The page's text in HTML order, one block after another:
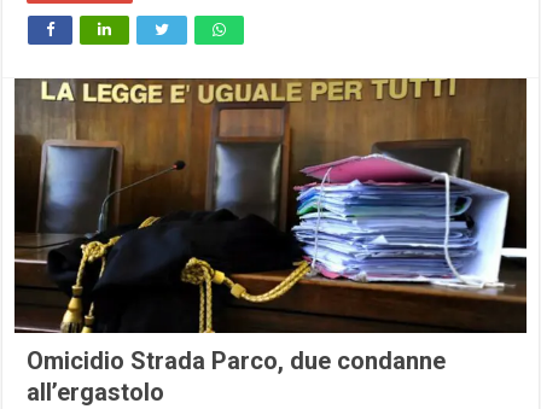
Omicidio Strada Parco, due condanne
all’ergastolo